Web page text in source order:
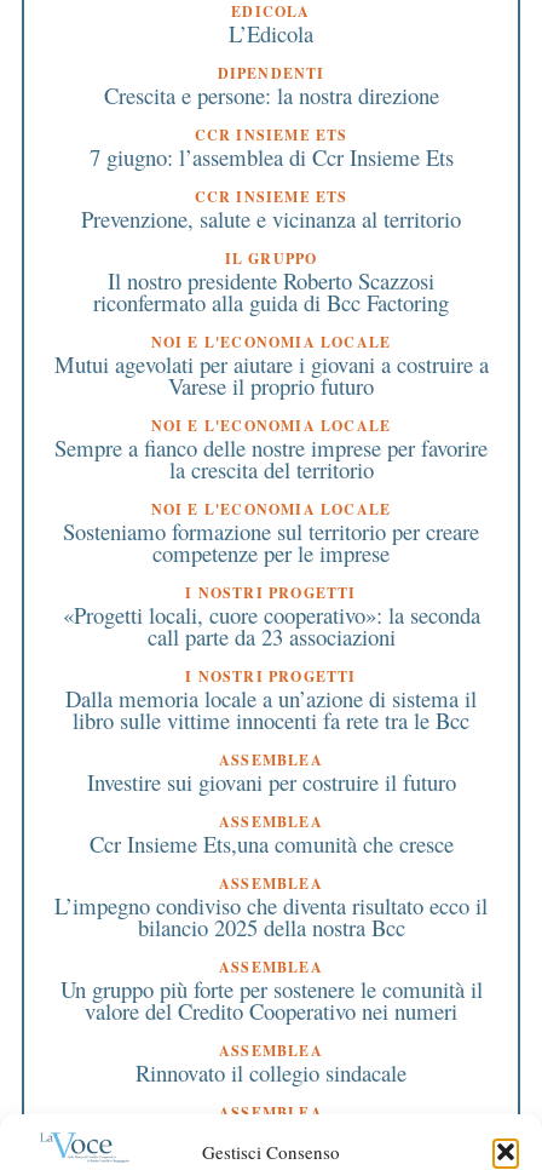
Gestisci Consenso
EDICOLA
L’Edicola
DIPENDENTI
Crescita e persone: la nostra direzione
CCR INSIEME ETS
7 giugno: l’assemblea di Ccr Insieme Ets
CCR INSIEME ETS
Prevenzione, salute e vicinanza al territorio
IL GRUPPO
Il nostro presidente Roberto Scazzosi
riconfermato alla guida di Bcc Factoring
NOI E L'ECONOMIA LOCALE
Mutui agevolati per aiutare i giovani a costruire a
Varese il proprio futuro
NOI E L'ECONOMIA LOCALE
Sempre a fianco delle nostre imprese per favorire
la crescita del territorio
NOI E L'ECONOMIA LOCALE
Sosteniamo formazione sul territorio per creare
competenze per le imprese
I NOSTRI PROGETTI
«Progetti locali, cuore cooperativo»: la seconda
call parte da 23 associazioni
I NOSTRI PROGETTI
Dalla memoria locale a un’azione di sistema il
libro sulle vittime innocenti fa rete tra le Bcc
ASSEMBLEA
Investire sui giovani per costruire il futuro
ASSEMBLEA
Ccr Insieme Ets,una comunità che cresce
ASSEMBLEA
L’impegno condiviso che diventa risultato ecco il
bilancio 2025 della nostra Bcc
ASSEMBLEA
Un gruppo più forte per sostenere le comunità il
valore del Credito Cooperativo nei numeri
ASSEMBLEA
Rinnovato il collegio sindacale
ASSEMBLEA
Bilancio approvato all’unanimità e 2 milioni
destinati al territorio